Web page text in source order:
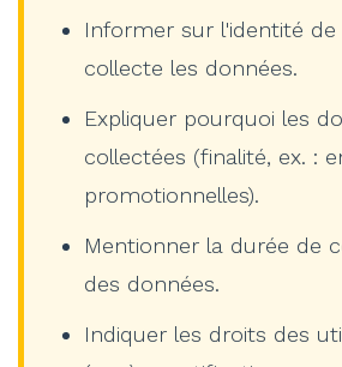
Informer sur l'identité de
collecte les données.
Expliquer pourquoi les
collectées (finalité, ex. :
promotionnelles).
Mentionner la durée de
des données.
Indiquer les droits des